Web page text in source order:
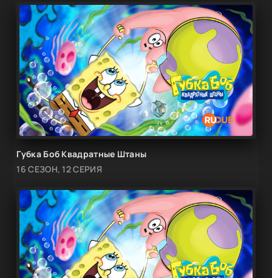
Губка Боб Квадратные Штаны
16 СЕЗОН, 12 СЕРИЯ